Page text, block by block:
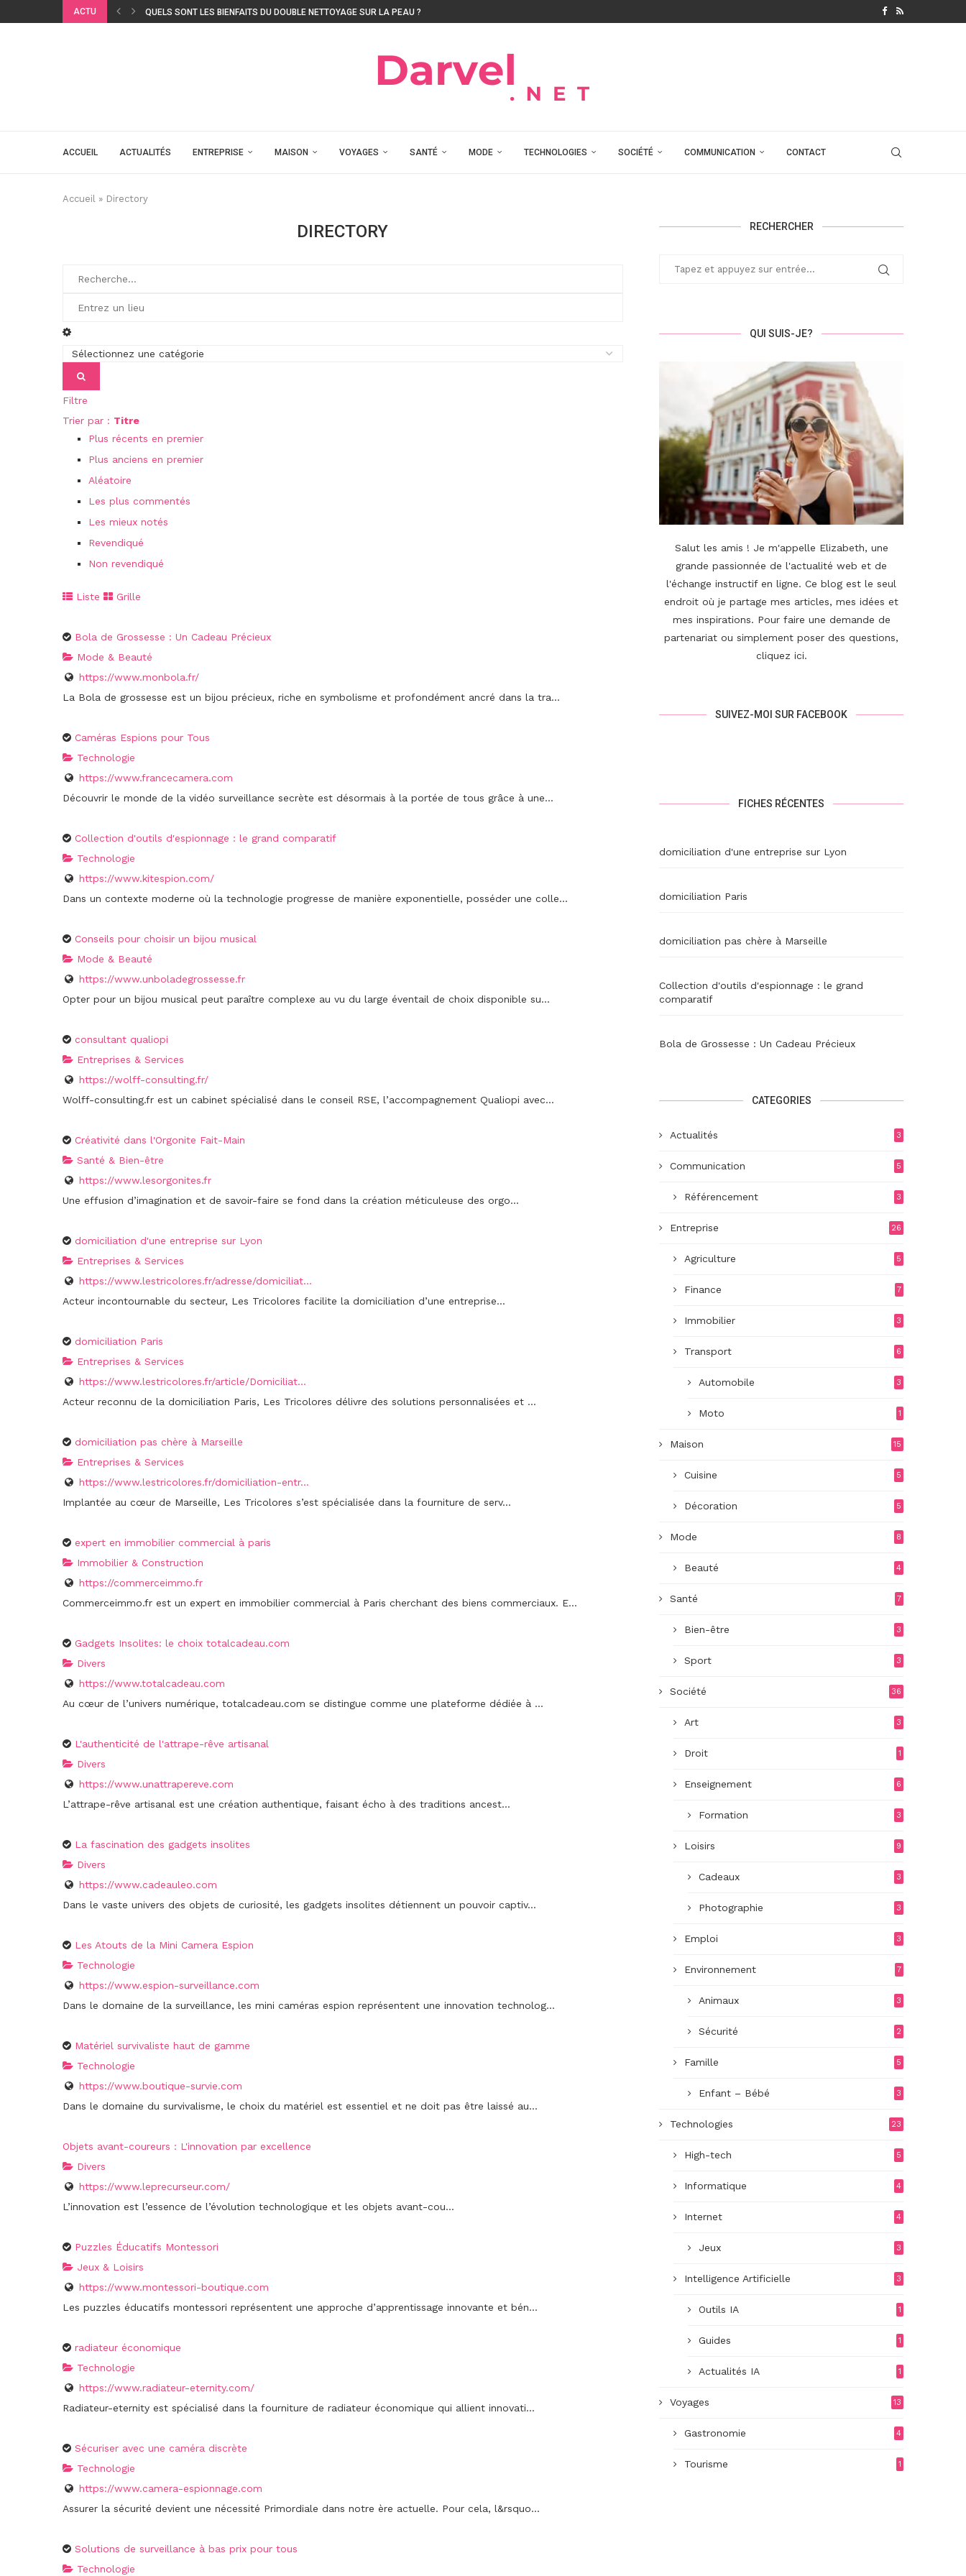
ACTU QUELS SONT LES BIENFAITS DU DOUBLE NETTOYAGE SUR LA PEAU ?
ACCUEIL ACTUALITÉS ENTREPRISE MAISON VOYAGES SANTÉ MODE TECHNOLOGIES SOCIÉTÉ COMMUNICATION CONTACT
Accueil » Directory
DIRECTORY
Filtre
Trier par : Titre
Plus récents en premier
Plus anciens en premier
Aléatoire
Les plus commentés
Les mieux notés
Revendiqué
Non revendiqué
Liste Grille
Bola de Grossesse : Un Cadeau Précieux
Mode & Beauté
https://www.monbola.fr/
La Bola de grossesse est un bijou précieux, riche en symbolisme et profondément ancré dans la tra...
Caméras Espions pour Tous
Technologie
https://www.francecamera.com
Découvrir le monde de la vidéo surveillance secrète est désormais à la portée de tous grâce à une...
Collection d'outils d'espionnage : le grand comparatif
Technologie
https://www.kitespion.com/
Dans un contexte moderne où la technologie progresse de manière exponentielle, posséder une colle...
Conseils pour choisir un bijou musical
Mode & Beauté
https://www.unboladegrossesse.fr
Opter pour un bijou musical peut paraître complexe au vu du large éventail de choix disponible su...
consultant qualiopi
Entreprises & Services
https://wolff-consulting.fr/
Wolff-consulting.fr est un cabinet spécialisé dans le conseil RSE, l’accompagnement Qualiopi avec...
Créativité dans l'Orgonite Fait-Main
Santé & Bien-être
https://www.lesorgonites.fr
Une effusion d’imagination et de savoir-faire se fond dans la création méticuleuse des orgo...
domiciliation d'une entreprise sur Lyon
Entreprises & Services
https://www.lestricolores.fr/adresse/domiciliat...
Acteur incontournable du secteur, Les Tricolores facilite la domiciliation d’une entreprise...
domiciliation Paris
Entreprises & Services
https://www.lestricolores.fr/article/Domiciliat...
Acteur reconnu de la domiciliation Paris, Les Tricolores délivre des solutions personnalisées et ...
domiciliation pas chère à Marseille
Entreprises & Services
https://www.lestricolores.fr/domiciliation-entr...
Implantée au cœur de Marseille, Les Tricolores s’est spécialisée dans la fourniture de serv...
expert en immobilier commercial à paris
Immobilier & Construction
https://commerceimmo.fr
Commerceimmo.fr est un expert en immobilier commercial à Paris cherchant des biens commerciaux. E...
Gadgets Insolites: le choix totalcadeau.com
Divers
https://www.totalcadeau.com
Au cœur de l’univers numérique, totalcadeau.com se distingue comme une plateforme dédiée à ...
L'authenticité de l'attrape-rêve artisanal
Divers
https://www.unattrapereve.com
L’attrape-rêve artisanal est une création authentique, faisant écho à des traditions ancest...
La fascination des gadgets insolites
Divers
https://www.cadeauleo.com
Dans le vaste univers des objets de curiosité, les gadgets insolites détiennent un pouvoir captiv...
Les Atouts de la Mini Camera Espion
Technologie
https://www.espion-surveillance.com
Dans le domaine de la surveillance, les mini caméras espion représentent une innovation technolog...
Matériel survivaliste haut de gamme
Technologie
https://www.boutique-survie.com
Dans le domaine du survivalisme, le choix du matériel est essentiel et ne doit pas être laissé au...
Objets avant-coureurs : L'innovation par excellence
Divers
https://www.leprecurseur.com/
L’innovation est l’essence de l’évolution technologique et les objets avant-cou...
Puzzles Éducatifs Montessori
Jeux & Loisirs
https://www.montessori-boutique.com
Les puzzles éducatifs montessori représentent une approche d’apprentissage innovante et bén...
radiateur économique
Technologie
https://www.radiateur-eternity.com/
Radiateur-eternity est spécialisé dans la fourniture de radiateur économique qui allient innovati...
Sécuriser avec une caméra discrète
Technologie
https://www.camera-espionnage.com
Assurer la sécurité devient une nécessité Primordiale dans notre ère actuelle. Pour cela, l&rsquo...
Solutions de surveillance à bas prix pour tous
Technologie
RECHERCHER
QUI SUIS-JE?
Salut les amis ! Je m'appelle Elizabeth, une
grande passionnée de l'actualité web et de
l'échange instructif en ligne. Ce blog est le seul
endroit où je partage mes articles, mes idées et
mes inspirations. Pour faire une demande de
partenariat ou simplement poser des questions,
cliquez ici.
SUIVEZ-MOI SUR FACEBOOK
FICHES RÉCENTES
domiciliation d'une entreprise sur Lyon
domiciliation Paris
domiciliation pas chère à Marseille
Collection d'outils d'espionnage : le grand
comparatif
Bola de Grossesse : Un Cadeau Précieux
CATEGORIES
Actualités 3
Communication 5
Référencement 3
Entreprise 26
Agriculture 5
Finance 7
Immobilier 3
Transport 6
Automobile 3
Moto 1
Maison 15
Cuisine 5
Décoration 5
Mode 8
Beauté 4
Santé 7
Bien-être 3
Sport 3
Société 36
Art 3
Droit 1
Enseignement 6
Formation 3
Loisirs 9
Cadeaux 3
Photographie 3
Emploi 3
Environnement 7
Animaux 3
Sécurité 2
Famille 5
Enfant – Bébé 3
Technologies 23
High-tech 5
Informatique 4
Internet 4
Jeux 3
Intelligence Artificielle 3
Outils IA 1
Guides 1
Actualités IA 1
Voyages 13
Gastronomie 4
Tourisme 1